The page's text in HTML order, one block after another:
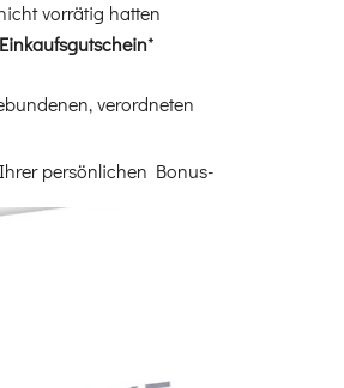
vorrätig hatten
*
verordneten
persönlichen Bonus-